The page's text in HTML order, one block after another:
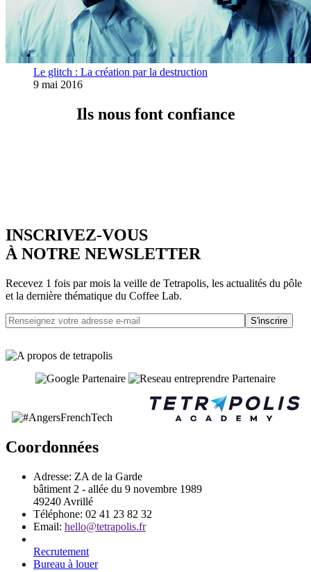
Le glitch : La création par la destruction
9 mai 2016
Ils nous font confiance
INSCRIVEZ-VOUS
À NOTRE NEWSLETTER
Recevez 1 fois par mois la veille de Tetrapolis, les actualités du pôle
et la dernière thématique du Coffee Lab.
S'inscrire
Coordonnées
Adresse: ZA de la Garde
bâtiment 2 - allée du 9 novembre 1989
49240 Avrillé
Téléphone: 02 41 23 82 32
Email: hello@tetrapolis.fr
Recrutement
Bureau à louer